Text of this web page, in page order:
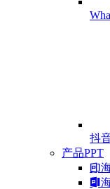
抖
产品PPT